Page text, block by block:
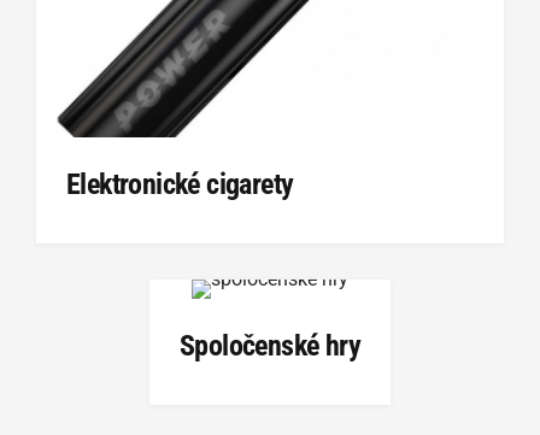
Elektronické cigarety
Spoločenské hry